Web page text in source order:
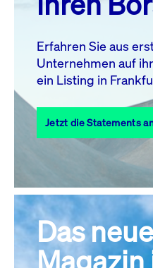
3
4 5
10 11
17
18 19
31
Erfahren Sie aus
Unternehmen auf
ein Listing in
Jetzt die Statements
Das